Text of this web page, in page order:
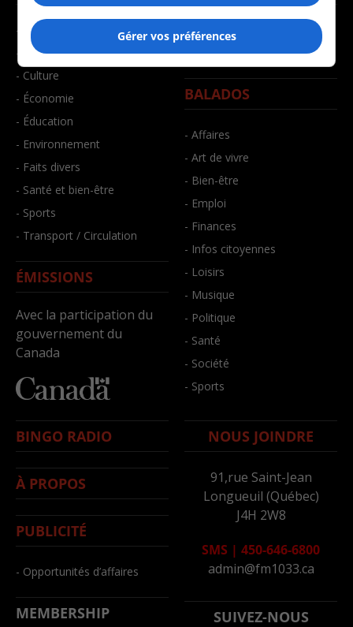
- Affaires municipales
- Communauté / Social
- Culture
- Économie
- Éducation
- Environnement
- Faits divers
- Santé et bien-être
- Sports
- Transport / Circulation
ÉMISSIONS
Avec la participation du
gouvernement du
Canada
- Décompte franco
- Joué récemment
BALADOS
- Affaires
- Art de vivre
- Bien-être
- Emploi
- Finances
- Infos citoyennes
- Loisirs
- Musique
- Politique
- Santé
- Société
- Sports
BINGO RADIO
À PROPOS
PUBLICITÉ
- Opportunités d’affaires
MEMBERSHIP
NOUS JOINDRE
91,rue Saint-Jean
Longueuil (Québec)
J4H 2W8
SMS | 450-646-6800
admin@fm1033.ca
SUIVEZ-NOUS
Gérer vos préférences